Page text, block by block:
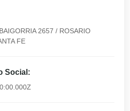
2657 / ROSARIO
FE
Social: